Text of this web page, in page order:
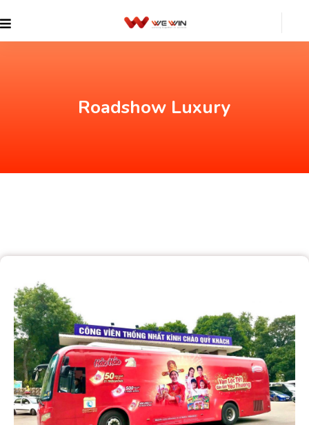
Roadshow Luxury